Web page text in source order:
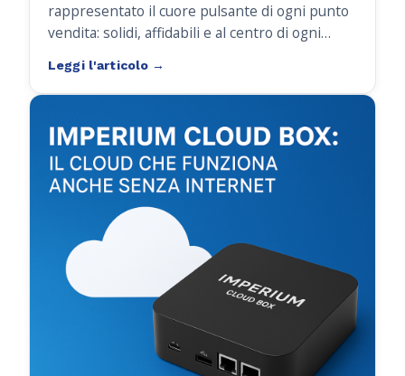
rappresentato il cuore pulsante di ogni punto
vendita: solidi, affidabili e al centro di ogni
sa bene:il mercato sta cambiando
rapidamente.